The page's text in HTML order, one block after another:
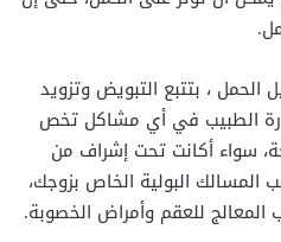
، بتتبع التبويض وتزويد
الطبيب في أي مشاكل تخص
سواء أكانت تحت إشراف من
المسالك البولية الخاص بزوجك،
للعقم وأمراض الخصوبة.